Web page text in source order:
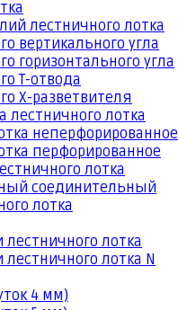
лестничного лотка
вертикального угла
горизонтального угла
Т-отвода
Х-разветвителя
лестничного лотка
неперфорированное
перфорированное
лотка
соединительный
лотка
лотка
лотка N
4 мм)